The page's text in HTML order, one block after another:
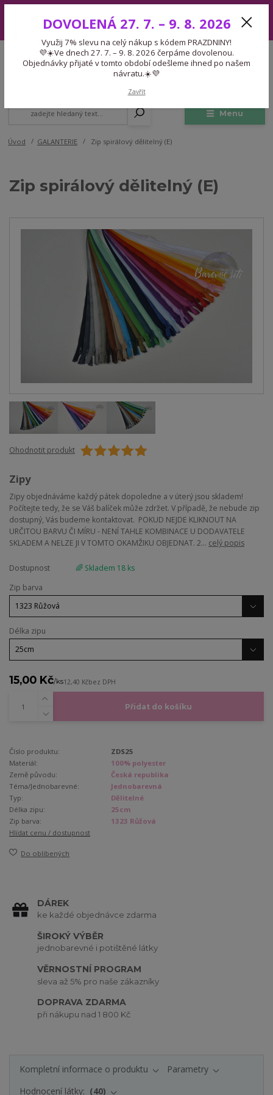
7. – 9. 8. 2026 čerpáme dovolenou. Objednávky přijaté v tomto období
odešleme ihned po našem návratu.☀️💜
Menu
CZK
Expedice 775 866 913
Po-Čt 9-15:30 Pá 9-14:30 Pauza 13-13:45
Úvod GALANTERIE Zip spirálový dělitelný (E)
Zip spirálový dělitelný (E)
Ohodnotit produkt
Zipy
Zipy objednáváme každý pátek dopoledne a v úterý jsou skladem!
Počítejte tedy, že se Váš balíček může zdržet. V případě, že nebude zip
dostupný, Vás budeme kontaktovat. POKUD NEJDE KLIKNOUT NA
URČITOU BARVU ČI MÍRU - NENÍ TAHLE KOMBINACE U DODAVATELE
SKLADEM A NELZE JI V TOMTO OKAMŽIKU OBJEDNAT. 2... celý popis
Dostupnost
🌈 Skladem 18 ks
Zip barva
Délka zipu
15,00 Kč/ks12,40 Kčbez DPH
Přidat do košíku
Číslo produktu:
ZDS25
Materiál:
100% polyester
Země původu:
Česká republika
Téma/Jednobarevné:
Jednobarevná
Typ:
Dělitelné
Délka zipu:
25cm
Zip barva:
1323 Růžová
Hlídat cenu / dostupnost
Do oblíbených
DÁREK
ke každé objednávce zdarma
ŠIROKÝ VÝBĚR
jednobarevné i potištěné látky
VĚRNOSTNÍ PROGRAM
sleva až 5% pro naše zákazníky
DOPRAVA ZDARMA
při nákupu nad 1 800 Kč
Kompletní informace o produktu
Parametry
Hodnocení látky:
40
DOVOLENÁ 27. 7. – 9. 8. 2026
Využij 7% slevu na celý nákup s kódem PRAZDNINY!
💜☀️Ve dnech 27. 7. – 9. 8. 2026 čerpáme dovolenou.
Objednávky přijaté v tomto období odešleme ihned po našem
návratu.☀️💜
Zavřít